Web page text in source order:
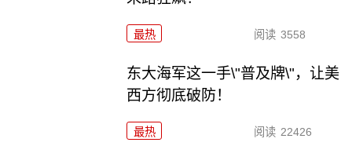
最热 阅读 3558
东大海军这一手\"普及牌\"，让美
西方彻底破防！
最热 阅读 22426